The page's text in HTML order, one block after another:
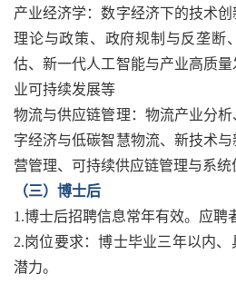
产业经济学：数字经济下的技术
理论与政策、政府规制与反垄断
估、新一代人工智能与产业高质
业可持续发展等
物流与供应链管理：物流产业分
字经济与低碳智慧物流、新技术
营管理、可持续供应链管理与系统
（三）博士后
1.博士后招聘信息常年有效。应聘
2.岗位要求：博士毕业三年以内
潜力。